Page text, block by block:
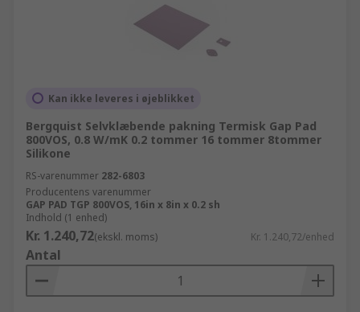
Kan ikke leveres i øjeblikket
Bergquist Selvklæbende pakning Termisk Gap Pad
800VOS, 0.8 W/mK 0.2 tommer 16 tommer 8tommer
Silikone
RS-varenummer 282-6803
Producentens varenummer
GAP PAD TGP 800VOS, 16in x 8in x 0.2 sh
Indhold (1 enhed)
Kr. 1.240,72(ekskl. moms) Kr. 1.240,72/enhed
Antal